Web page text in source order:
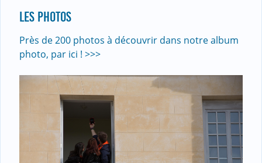
LES PHOTOS
Près de 200 photos à découvrir dans notre album
photo, par ici ! >>>